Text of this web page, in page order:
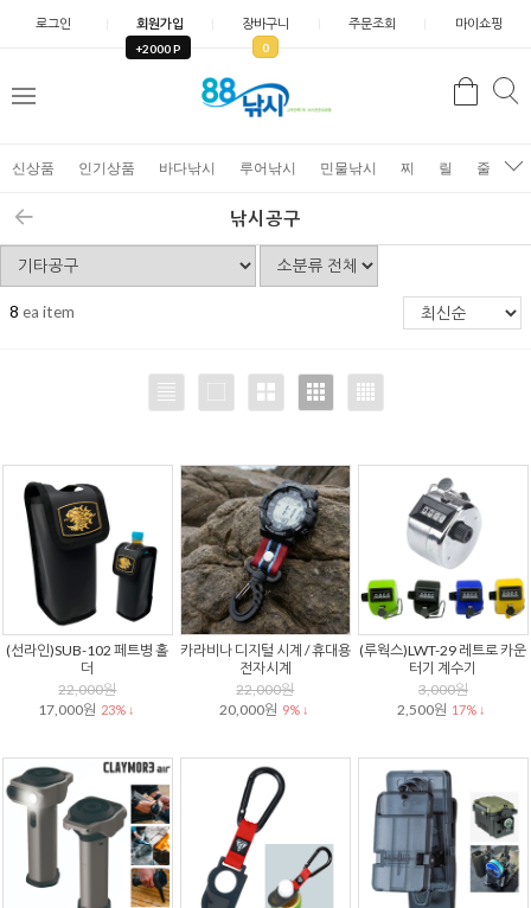
로그인 회원가입
+2000 P
장바구니
0
주문조회 마이쇼핑
검
신상품 인기상품 바다낚시 루어낚시 민물낚시 찌 릴 줄
낚시공구
8 ea item
(선라인)SUB-102 페트병 홀
더
22,000원
17,000원 23% ↓
카라비나 디지털 시계 / 휴대용
전자시계
22,000원
20,000원 9% ↓
(루웍스)LWT-29 레트로 카운
터기 계수기
3,000원
2,500원 17% ↓